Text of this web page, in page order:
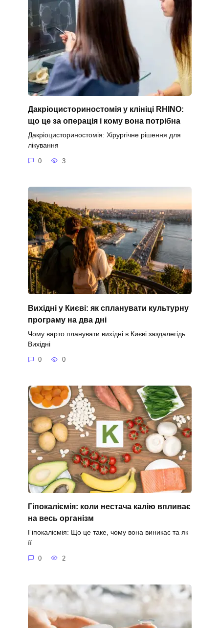
Дакріоцисториностомія у клініці RHINO:
що це за операція і кому вона потрібна
Дакріоцисториностомія: Хірургічне рішення для
лікування
0 3
Вихідні у Києві: як спланувати культурну
програму на два дні
Чому варто планувати вихідні в Києві заздалегідь
Вихідні
0 0
Гіпокаліємія: коли нестача калію впливає
на весь організм
Гіпокаліємія: Що це таке, чому вона виникає та як
її
0 2